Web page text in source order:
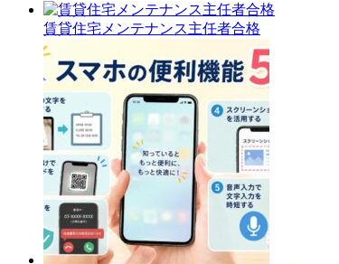
賃貸住宅メンテナンス主任者合格